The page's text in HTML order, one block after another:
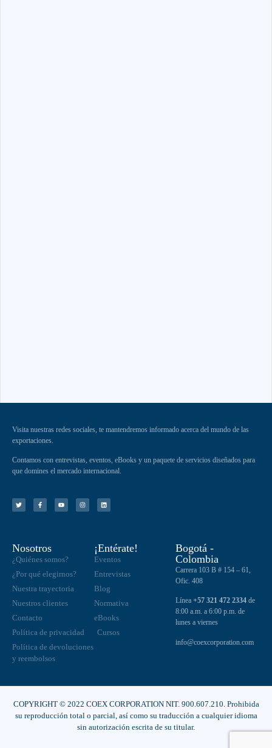
Visita nuestras redes sociales, te mantendremos informado acerca del mundo de las
exportaciones.
Contamos con entrevistas, eventos, eBooks y un paquete de servicios diseñados para
que domines el mercado internacional.
Nosotros
¿Quiénes somos?
¿Por qué elegirnos?
Nuestra trayectoria
Nuestros clientes
Contacto
Política de privacidad
Política de devoluciones
y reembolsos
¡Entérate!
Eventos
Entrevistas
Blog
Normativa
eBooks
Cursos
Bogotá -
Colombia
Carrera 103 B # 154 – 61,
Ofic. 408
Línea +57 321 472 2334de
8:00 a.m. a 6:00 p.m. de
lunes a viernes
info@coexcorporation.com
COPYRIGHT © 2022 COEX CORPORATION NIT. 900.607.210. Prohibida
su reproducción total o parcial, así como su traducción a cualquier idioma
sin autorización escrita de su titular.